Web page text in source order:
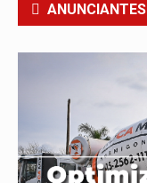
ANUNCIANTES